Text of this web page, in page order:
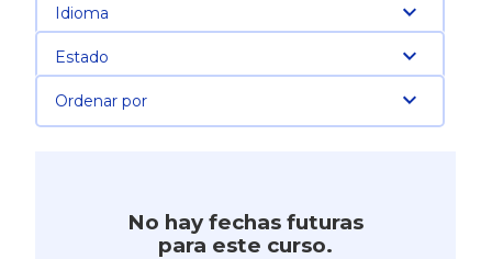
Idioma
Estado
Ordenar por
No hay fechas futuras
para este curso.